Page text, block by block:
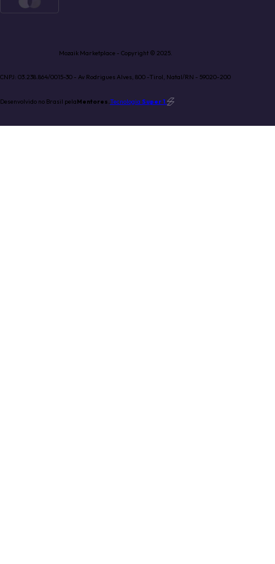
Mozaik Marketplace - Copyright © 2025.
CNPJ: 03.238.864/0015-30 - Av Rodrigues Alves, 800 -Tirol, Natal/RN - 59020-200
Desenvolvido no Brasil pelaMentores.Tecnologia Super 1.